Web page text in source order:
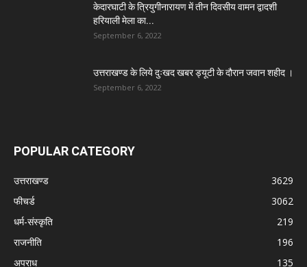
केदारघाटी के त्रियुगीनारायण में तीन दिवसीय वामन द्वादशी
हरियाली मेला का...
September 6, 2022
उत्तराखण्ड के लिये दुःखद खबर ड्यूटी के दौरान जवान शहीद ।
September 6, 2022
POPULAR CATEGORY
उत्तराखण्ड
3629
फीचर्ड
3062
धर्म-संस्कृति
219
राजनीति
196
अपराध
135